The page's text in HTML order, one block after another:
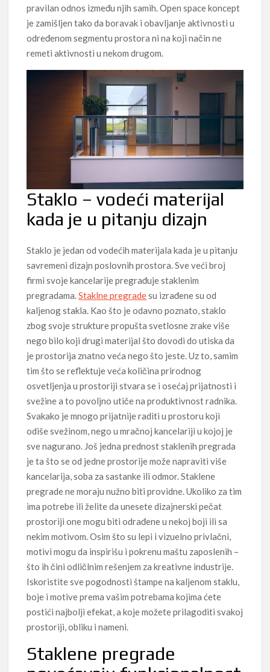
pravilan odnos između njih samih. Open space koncept
je zamišljen tako da boravak i obavljanje aktivnosti u
određenom segmentu prostora ni na koji način ne
remeti aktivnosti u nekom drugom.
Staklo – vodeći materijal
kada je u pitanju dizajn
Staklo je jedan od vodećih materijala kada je u pitanju
savremeni dizajn poslovnih prostora. Sve veći broj
firmi svoje kancelarije pregrađuje staklenim
pregradama.Staklne pregradesu izrađene su od
kaljenog stakla. Kao što je odavno poznato, staklo
zbog svoje strukture propušta svetlosne zrake više
nego bilo koji drugi materijal što dovodi do utiska da
je prostorija znatno veća nego što jeste. Uz to, samim
tim što se reflektuje veća količina prirodnog
osvetljenja u prostoriji stvara se i osećaj prijatnosti i
svežine a to povoljno utiče na produktivnost radnika.
Svakako je mnogo prijatnije raditi u prostoru koji
odiše svežinom, nego u mračnoj kancelariji u kojoj je
sve nagurano. Još jedna prednost staklenih pregrada
je ta što se od jedne prostorije može napraviti više
kancelarija, soba za sastanke ili odmor. Staklene
pregrade ne moraju nužno biti providne. Ukoliko za tim
ima potrebe ili želite da unesete dizajnerski pečat
prostoriji one mogu biti odrađene u nekoj boji ili sa
nekim motivom. Osim što su lepi i vizuelno privlačni,
motivi mogu da inspirišu i pokrenu maštu zaposlenih –
što ih čini odličlnim rešenjem za kreativne industrije.
Iskoristite sve pogodnosti štampe na kaljenom staklu,
boje i motive prema vašim potrebama kojima ćete
postići najbolji efekat, a koje možete prilagoditi svakoj
prostoriji, obliku i nameni.
Staklene pregrade